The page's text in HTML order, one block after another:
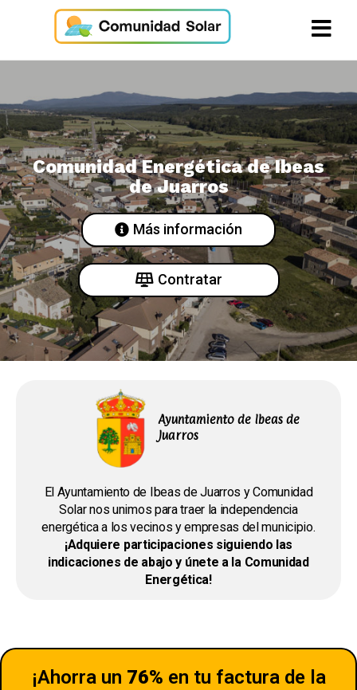
Comunidad Energética de Ibeas
de Juarros
Más información
Contratar
Ayuntamiento de Ibeas de
Juarros
El Ayuntamiento de Ibeas de Juarros y Comunidad
Solar nos unimos para traer la independencia
energética a los vecinos y empresas del municipio.
¡Adquiere participaciones siguiendo las
indicaciones de abajo y únete a la Comunidad
Energética!
¡Ahorra un 76% en tu factura de la